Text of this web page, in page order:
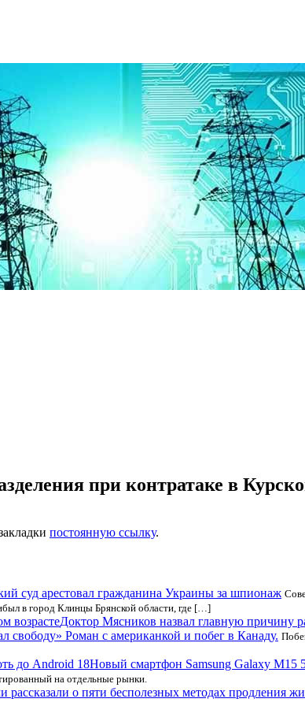
при контратаке в
постоянную ссылку.
суд арестовал гражданина Украины за шпионаж
в город Клинцы Брянской области, где […]
Доктор Мясников назвал главную причину
свободу» Роман с американкой и побег в Канаду.
Новый смартфон Samsung Galaxy M15
на отдельные рынки.
рассказали о пяти бесполезных методах продления